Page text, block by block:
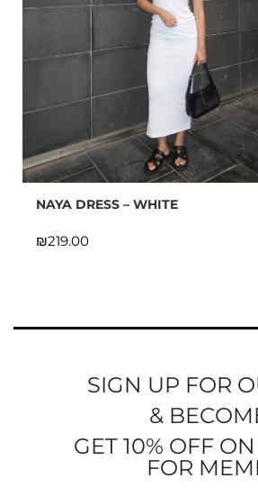
NAYA DRESS – WHITE
₪
SIGN UP FOR
&
GET 10% OFF
FOR